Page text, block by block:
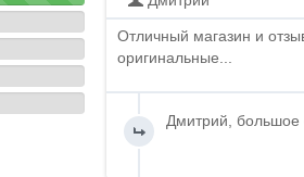
Отличный магазин и
оригинальные...
Дмитрий, большое